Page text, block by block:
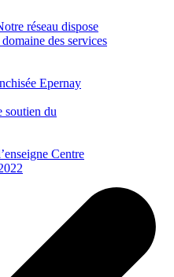
réseau dispose
des services
Epernay
soutien du
Centre